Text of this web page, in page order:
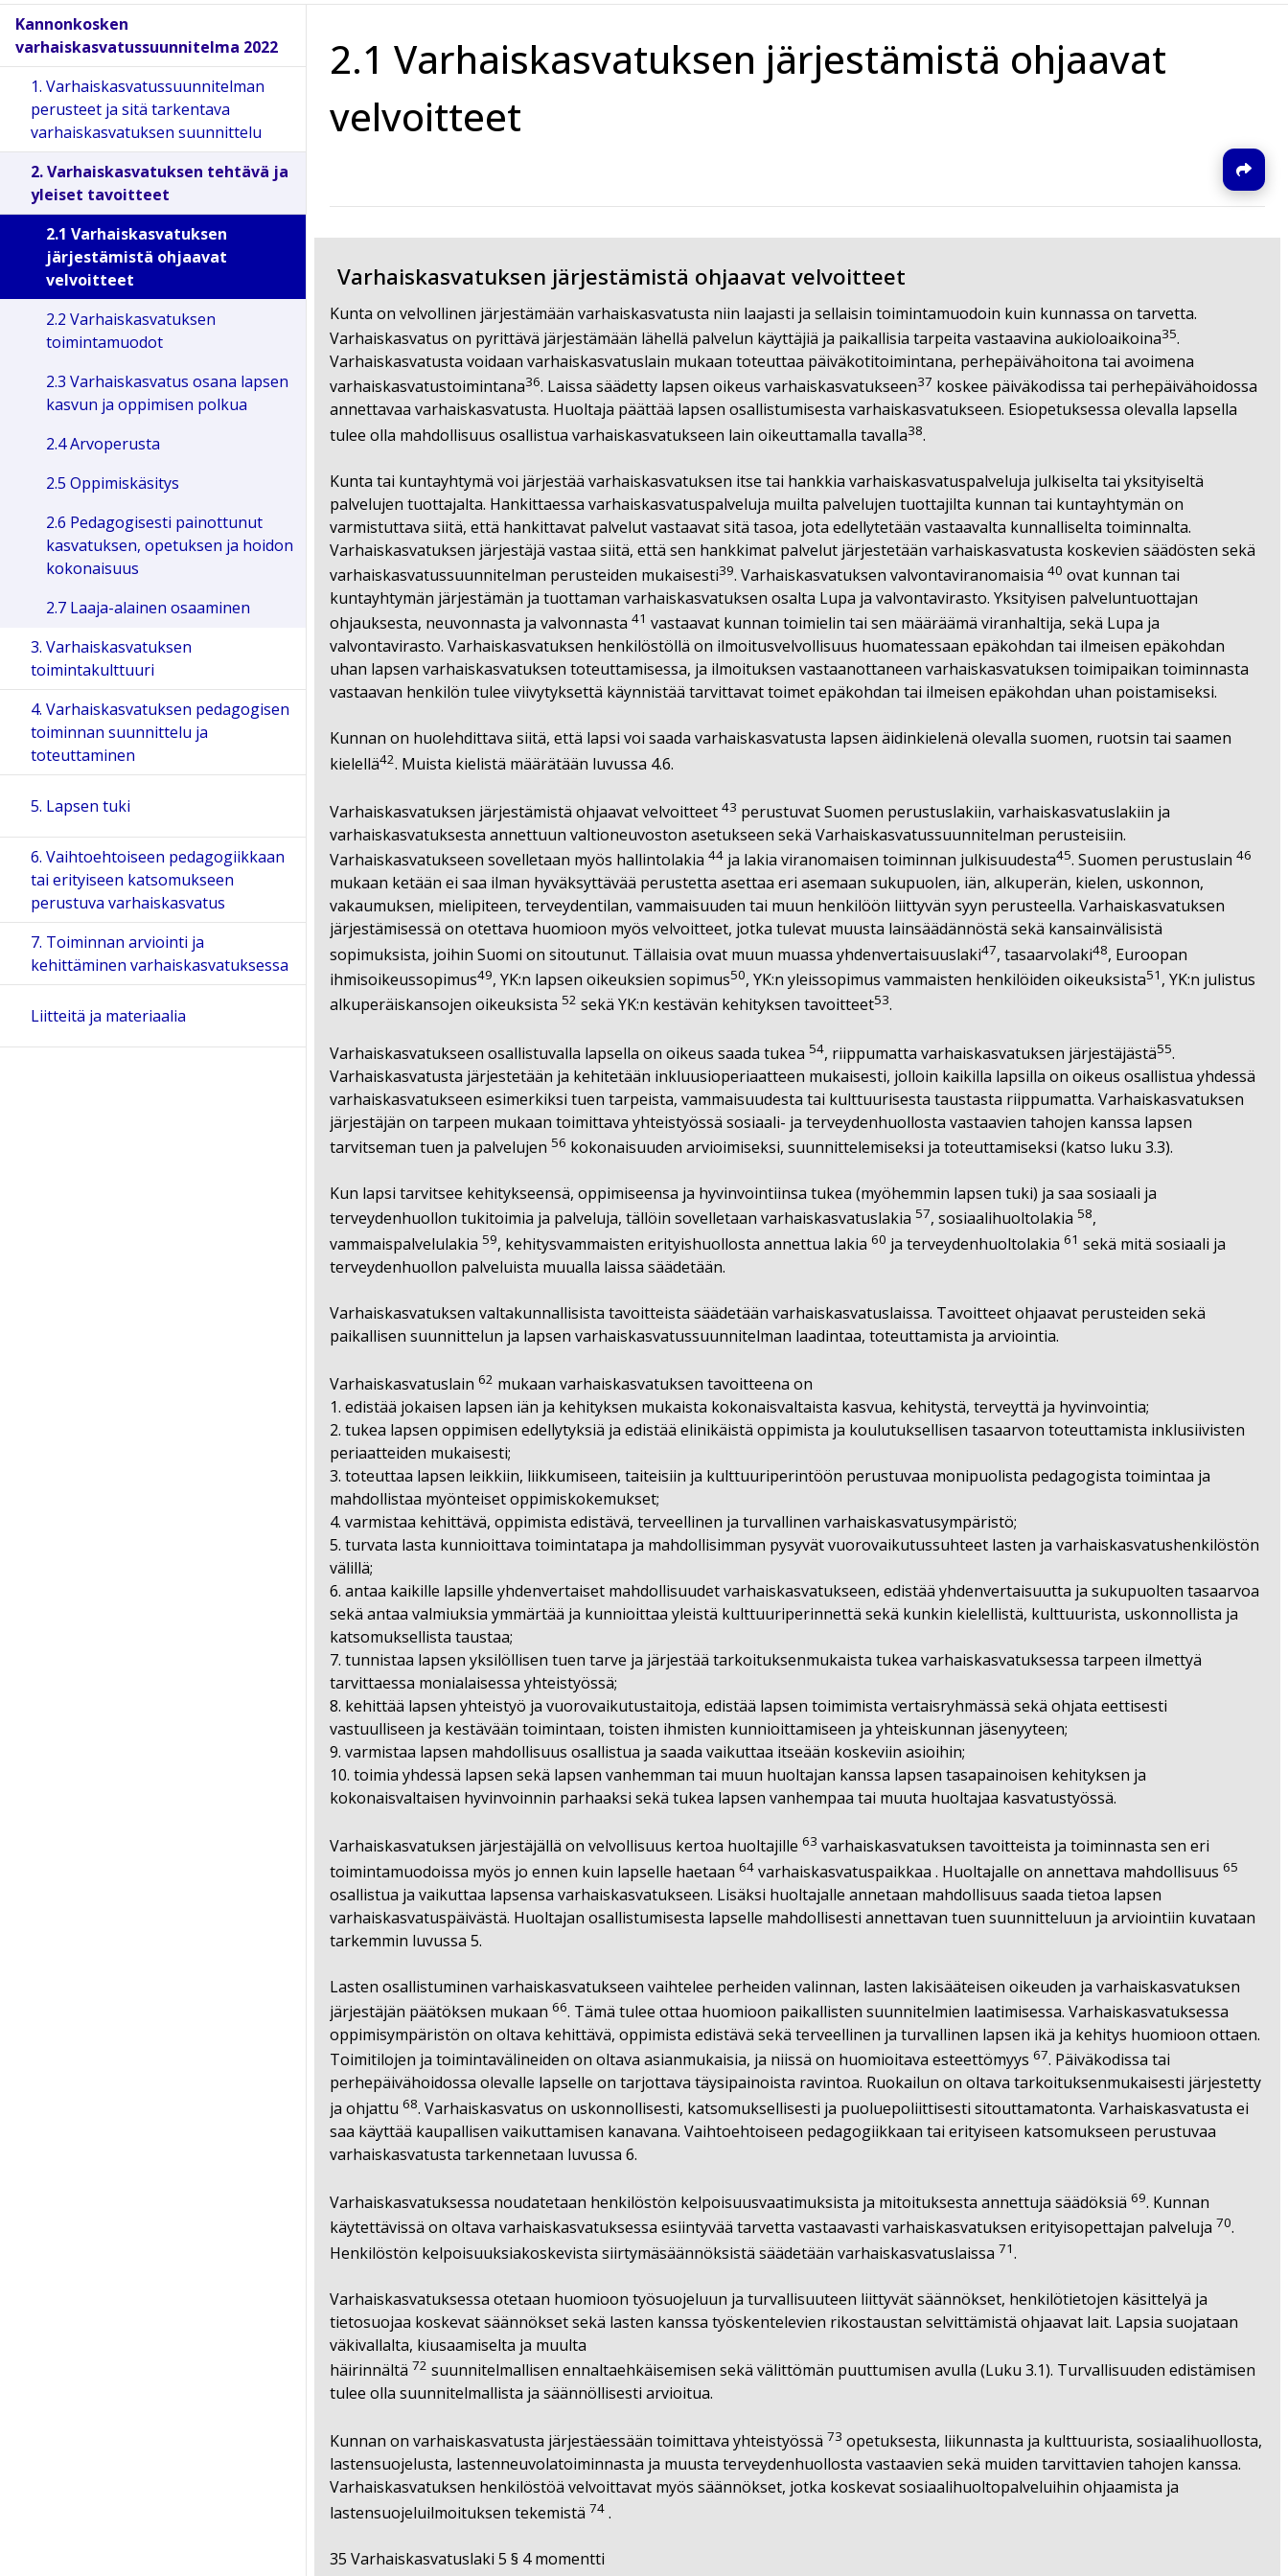
2.1 Varhaiskasvatuksen järjestämistä ohjaavat
velvoitteet
Varhaiskasvatuksen järjestämistä ohjaavat velvoitteet
Kunta on velvollinen järjestämään varhaiskasvatusta niin laajasti ja sellaisin toimintamuodoin kuin kunnassa on tarvetta.
Varhaiskasvatus on pyrittävä järjestämään lähellä palvelun käyttäjiä ja paikallisia tarpeita vastaavina aukioloaikoina35.
Varhaiskasvatusta voidaan varhaiskasvatuslain mukaan toteuttaa päiväkotitoimintana, perhepäivähoitona tai avoimena
varhaiskasvatustoimintana36. Laissa säädetty lapsen oikeus varhaiskasvatukseen37 koskee päiväkodissa tai perhepäivähoidossa
annettavaa varhaiskasvatusta. Huoltaja päättää lapsen osallistumisesta varhaiskasvatukseen. Esiopetuksessa olevalla lapsella
tulee olla mahdollisuus osallistua varhaiskasvatukseen lain oikeuttamalla tavalla38.
Kunta tai kuntayhtymä voi järjestää varhaiskasvatuksen itse tai hankkia varhaiskasvatuspalveluja julkiselta tai yksityiseltä
palvelujen tuottajalta. Hankittaessa varhaiskasvatuspalveluja muilta palvelujen tuottajilta kunnan tai kuntayhtymän on
varmistuttava siitä, että hankittavat palvelut vastaavat sitä tasoa, jota edellytetään vastaavalta kunnalliselta toiminnalta.
Varhaiskasvatuksen järjestäjä vastaa siitä, että sen hankkimat palvelut järjestetään varhaiskasvatusta koskevien säädösten sekä
varhaiskasvatussuunnitelman perusteiden mukaisesti39. Varhaiskasvatuksen valvontaviranomaisia 40 ovat kunnan tai
kuntayhtymän järjestämän ja tuottaman varhaiskasvatuksen osalta Lupa­ ja valvontavirasto. Yksityisen palveluntuottajan
ohjauksesta, neuvonnasta ja valvonnasta 41 vastaavat kunnan toimielin tai sen määräämä viranhaltija, sekä Lupa­ ja
valvontavirasto. Varhaiskasvatuksen henkilöstöllä on ilmoitusvelvollisuus huomatessaan epäkohdan tai ilmeisen epäkohdan
uhan lapsen varhaiskasvatuksen toteuttamisessa, ja ilmoituksen vastaanottaneen varhaiskasvatuksen toimipaikan toiminnasta
vastaavan henkilön tulee viivytyksettä käynnistää tarvittavat toimet epäkohdan tai ilmeisen epäkohdan uhan poistamiseksi.
Kunnan on huolehdittava siitä, että lapsi voi saada varhaiskasvatusta lapsen äidinkielenä olevalla suomen, ruotsin tai saamen
kielellä42. Muista kielistä määrätään luvussa 4.6.
Varhaiskasvatuksen järjestämistä ohjaavat velvoitteet 43 perustuvat Suomen perustuslakiin, varhaiskasvatuslakiin ja
varhaiskasvatuksesta annettuun valtioneuvoston asetukseen sekä Varhaiskasvatussuunnitelman perusteisiin.
Varhaiskasvatukseen sovelletaan myös hallintolakia 44 ja lakia viranomaisen toiminnan julkisuudesta45. Suomen perustuslain 46
mukaan ketään ei saa ilman hyväksyttävää perustetta asettaa eri asemaan sukupuolen, iän, alkuperän, kielen, uskonnon,
vakaumuksen, mielipiteen, terveydentilan, vammaisuuden tai muun henkilöön liittyvän syyn perusteella. Varhaiskasvatuksen
järjestämisessä on otettava huomioon myös velvoitteet, jotka tulevat muusta lainsäädännöstä sekä kansainvälisistä
sopimuksista, joihin Suomi on sitoutunut. Tällaisia ovat muun muassa yhdenvertaisuuslaki47, tasa­arvolaki48, Euroopan
ihmisoikeussopimus49, YK:n lapsen oikeuksien sopimus50, YK:n yleissopimus vammaisten henkilöiden oikeuksista51 , YK:n julistus
alkuperäiskansojen oikeuksista 52 sekä YK:n kestävän kehityksen tavoitteet53.
Varhaiskasvatukseen osallistuvalla lapsella on oikeus saada tukea 54, riippumatta varhaiskasvatuksen järjestäjästä55.
Varhaiskasvatusta järjestetään ja kehitetään inkluusioperiaatteen mukaisesti, jolloin kaikilla lapsilla on oikeus osallistua yhdessä
varhaiskasvatukseen esimerkiksi tuen tarpeista, vammaisuudesta tai kulttuurisesta taustasta riippumatta. Varhaiskasvatuksen
järjestäjän on tarpeen mukaan toimittava yhteistyössä sosiaali- ja terveydenhuollosta vastaavien tahojen kanssa lapsen
tarvitseman tuen ja palvelujen 56 kokonaisuuden arvioimiseksi, suunnittelemiseksi ja toteuttamiseksi (katso luku 3.3).
Kun lapsi tarvitsee kehitykseensä, oppimiseensa ja hyvinvointiinsa tukea (myöhemmin lapsen tuki) ja saa sosiaali­ ja
terveydenhuollon tukitoimia ja palveluja, tällöin sovelletaan varhaiskasvatuslakia 57, sosiaalihuoltolakia 58,
vammaispalvelulakia 59, kehitysvammaisten erityishuollosta annettua lakia 60 ja terveydenhuoltolakia 61 sekä mitä sosiaali­ ja
terveydenhuollon palveluista muualla laissa säädetään.
Varhaiskasvatuksen valtakunnallisista tavoitteista säädetään varhaiskasvatuslaissa. Tavoitteet ohjaavat perusteiden sekä
paikallisen suunnittelun ja lapsen varhaiskasvatussuunnitelman laadintaa, toteuttamista ja arviointia.
Varhaiskasvatuslain 62 mukaan varhaiskasvatuksen tavoitteena on
1. edistää jokaisen lapsen iän ja kehityksen mukaista kokonaisvaltaista kasvua, kehitystä, terveyttä ja hyvinvointia;
2. tukea lapsen oppimisen edellytyksiä ja edistää elinikäistä oppimista ja koulutuksellisen tasa­arvon toteuttamista inklusiivisten
periaatteiden mukaisesti;
3. toteuttaa lapsen leikkiin, liikkumiseen, taiteisiin ja kulttuuriperintöön perustuvaa monipuolista pedagogista toimintaa ja
mahdollistaa myönteiset oppimiskokemukset;
4. varmistaa kehittävä, oppimista edistävä, terveellinen ja turvallinen varhaiskasvatusympäristö;
5. turvata lasta kunnioittava toimintatapa ja mahdollisimman pysyvät vuorovaikutussuhteet lasten ja varhaiskasvatushenkilöstön
välillä;
6. antaa kaikille lapsille yhdenvertaiset mahdollisuudet varhaiskasvatukseen, edistää yhdenvertaisuutta ja sukupuolten tasa­arvoa
sekä antaa valmiuksia ymmärtää ja kunnioittaa yleistä kulttuuriperinnettä sekä kunkin kielellistä, kulttuurista, uskonnollista ja
katsomuksellista taustaa;
7. tunnistaa lapsen yksilöllisen tuen tarve ja järjestää tarkoituksenmukaista tukea varhaiskasvatuksessa tarpeen ilmettyä
tarvittaessa monialaisessa yhteistyössä;
8. kehittää lapsen yhteistyö­ ja vuorovaikutustaitoja, edistää lapsen toimimista vertaisryhmässä sekä ohjata eettisesti
vastuulliseen ja kestävään toimintaan, toisten ihmisten kunnioittamiseen ja yhteiskunnan jäsenyyteen;
9. varmistaa lapsen mahdollisuus osallistua ja saada vaikuttaa itseään koskeviin asioihin;
10. toimia yhdessä lapsen sekä lapsen vanhemman tai muun huoltajan kanssa lapsen tasapainoisen kehityksen ja
kokonaisvaltaisen hyvinvoinnin parhaaksi sekä tukea lapsen vanhempaa tai muuta huoltajaa kasvatustyössä.
Varhaiskasvatuksen järjestäjällä on velvollisuus kertoa huoltajille 63 varhaiskasvatuksen tavoitteista ja toiminnasta sen eri
toimintamuodoissa myös jo ennen kuin lapselle haetaan 64 varhaiskasvatuspaikkaa . Huoltajalle on annettava mahdollisuus 65
osallistua ja vaikuttaa lapsensa varhaiskasvatukseen. Lisäksi huoltajalle annetaan mahdollisuus saada tietoa lapsen
varhaiskasvatuspäivästä. Huoltajan osallistumisesta lapselle mahdollisesti annettavan tuen suunnitteluun ja arviointiin kuvataan
tarkemmin luvussa 5.
Lasten osallistuminen varhaiskasvatukseen vaihtelee perheiden valinnan, lasten lakisääteisen oikeuden ja varhaiskasvatuksen
järjestäjän päätöksen mukaan 66. Tämä tulee ottaa huomioon paikallisten suunnitelmien laatimisessa. Varhaiskasvatuksessa
oppimisympäristön on oltava kehittävä, oppimista edistävä sekä terveellinen ja turvallinen lapsen ikä ja kehitys huomioon ottaen.
Toimitilojen ja toimintavälineiden on oltava asianmukaisia, ja niissä on huomioitava esteettömyys 67. Päiväkodissa tai
perhepäivähoidossa olevalle lapselle on tarjottava täysipainoista ravintoa. Ruokailun on oltava tarkoituksenmukaisesti järjestetty
ja ohjattu 68. Varhaiskasvatus on uskonnollisesti, katsomuksellisesti ja puoluepoliittisesti sitouttamatonta. Varhaiskasvatusta ei
saa käyttää kaupallisen vaikuttamisen kanavana. Vaihtoehtoiseen pedagogiikkaan tai erityiseen katsomukseen perustuvaa
varhaiskasvatusta tarkennetaan luvussa 6.
Varhaiskasvatuksessa noudatetaan henkilöstön kelpoisuusvaatimuksista ja mitoituksesta annettuja säädöksiä 69. Kunnan
käytettävissä on oltava varhaiskasvatuksessa esiintyvää tarvetta vastaavasti varhaiskasvatuksen erityisopettajan palveluja 70.
Henkilöstön kelpoisuuksiakoskevista siirtymäsäännöksistä säädetään varhaiskasvatuslaissa 71.
Varhaiskasvatuksessa otetaan huomioon työsuojeluun ja turvallisuuteen liittyvät säännökset, henkilötietojen käsittelyä ja
tietosuojaa koskevat säännökset sekä lasten kanssa työskentelevien rikostaustan selvittämistä ohjaavat lait. Lapsia suojataan
väkivallalta, kiusaamiselta ja muulta
häirinnältä 72 suunnitelmallisen ennaltaehkäisemisen sekä välittömän puuttumisen avulla (Luku 3.1). Turvallisuuden edistämisen
tulee olla suunnitelmallista ja säännöllisesti arvioitua.
Kunnan on varhaiskasvatusta järjestäessään toimittava yhteistyössä 73 opetuksesta, liikunnasta ja kulttuurista, sosiaalihuollosta,
lastensuojelusta, lastenneuvolatoiminnasta ja muusta terveydenhuollosta vastaavien sekä muiden tarvittavien tahojen kanssa.
Varhaiskasvatuksen henkilöstöä velvoittavat myös säännökset, jotka koskevat sosiaalihuoltopalveluihin ohjaamista ja
lastensuojeluilmoituksen tekemistä 74 .
35 Varhaiskasvatuslaki 5 § 4 momentti
Kannonkosken
varhaiskasvatussuunnitelma 2022
1. Varhaiskasvatussuunnitelman
perusteet ja sitä tarkentava
varhaiskasvatuksen suunnittelu
2. Varhaiskasvatuksen tehtävä ja
yleiset tavoitteet
2.1 Varhaiskasvatuksen
järjestämistä ohjaavat
velvoitteet
2.2 Varhaiskasvatuksen
toimintamuodot
2.3 Varhaiskasvatus osana lapsen
kasvun ja oppimisen polkua
2.4 Arvoperusta
2.5 Oppimiskäsitys
2.6 Pedagogisesti painottunut
kasvatuksen, opetuksen ja hoidon
kokonaisuus
2.7 Laaja-alainen osaaminen
3. Varhaiskasvatuksen
toimintakulttuuri
4. Varhaiskasvatuksen pedagogisen
toiminnan suunnittelu ja
toteuttaminen
5. Lapsen tuki
6. Vaihtoehtoiseen pedagogiikkaan
tai erityiseen katsomukseen
perustuva varhaiskasvatus
7. Toiminnan arviointi ja
kehittäminen varhaiskasvatuksessa
Liitteitä ja materiaalia